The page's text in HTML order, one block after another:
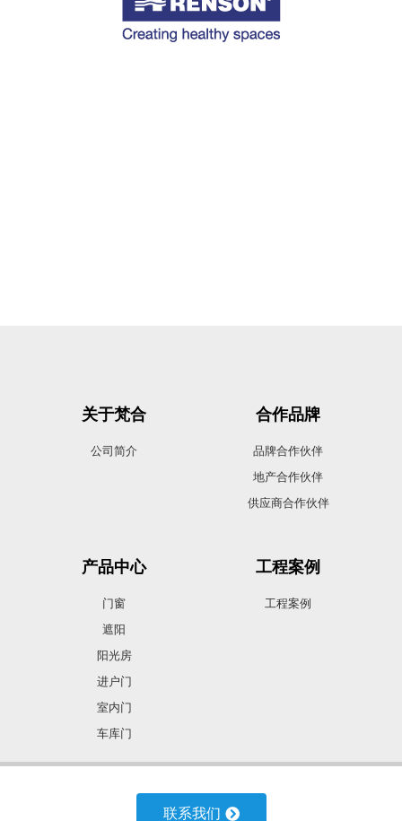
关于梵合
公司简介
合作品牌
品牌合作伙伴
地产合作伙伴
供应商合作伙伴
产品中心
门窗
遮阳
阳光房
进户门
室内门
车库门
工程案例
工程案例
合作加盟 诚聘人才
联系我们